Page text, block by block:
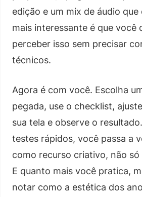
edição e um mix de áudio que
mais interessante é que você
perceber isso sem precisar
técnicos.
Agora é com você. Escolha
pegada, use o checklist,
sua tela e observe o
testes rápidos, você passa a
como recurso criativo, não
E quanto mais você pratica,
notar como a estética dos